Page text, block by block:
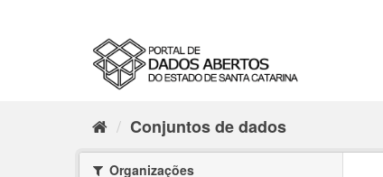
Conjuntos de dados
Organizações